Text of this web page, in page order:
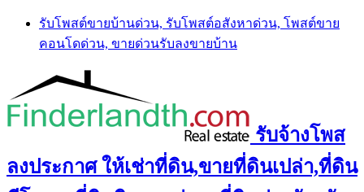
Skip
content
รับโพสต์ขายบ้านด่วน, รับโพสต์อสังหาด่วน, โพสต์ขาย
คอนโดด่วน, ขายด่วนรับลงขายบ้าน
รับจ้างโพส
ลงประกาศ ให้เช่าที่ดิน,ขายที่ดินเปล่า,ที่ดิน